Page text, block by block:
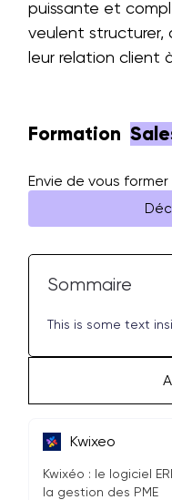
puissante et
veulent
leur relation client
Formation
Envie de vous former
Sommaire
This is some text
Kwixeo
Kwixéo : le logiciel
la gestion des PME